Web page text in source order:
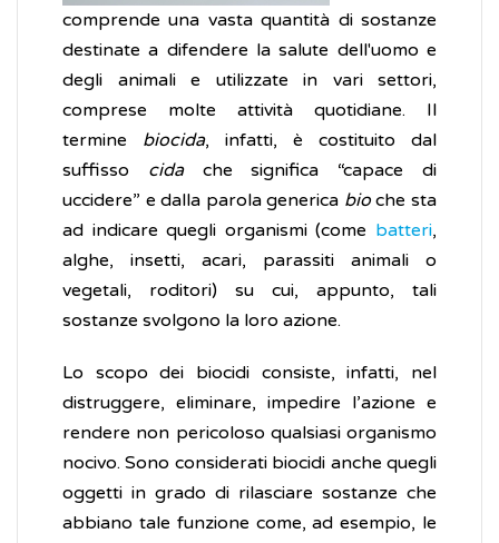
comprende una vasta quantità di sostanze
destinate a difendere la salute dell'uomo e
degli animali e utilizzate in vari settori,
comprese molte attività quotidiane. Il
termine biocida, infatti, è costituito dal
suffisso cidache significa “capace di
uccidere” e dalla parola generica bioche sta
ad indicare quegli organismi (come batteri,
alghe, insetti, acari, parassiti animali o
vegetali, roditori) su cui, appunto, tali
sostanze svolgono la loro azione.
Lo scopo dei biocidi consiste, infatti, nel
distruggere, eliminare, impedire l’azione e
rendere non pericoloso qualsiasi organismo
nocivo. Sono considerati biocidi anche quegli
oggetti in grado di rilasciare sostanze che
abbiano tale funzione come, ad esempio, le